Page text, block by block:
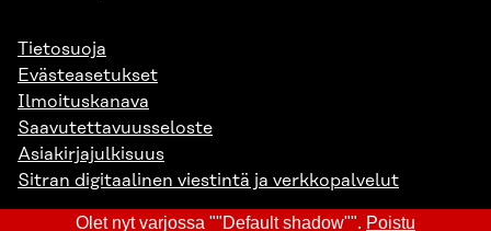
Tietosuoja
Evästeasetukset
Ilmoituskanava
Saavutettavuusseloste
Asiakirjajulkisuus
Sitran digitaalinen viestintä ja verkkopalvelut
Olet nyt varjossa ""Default shadow"". Poistu